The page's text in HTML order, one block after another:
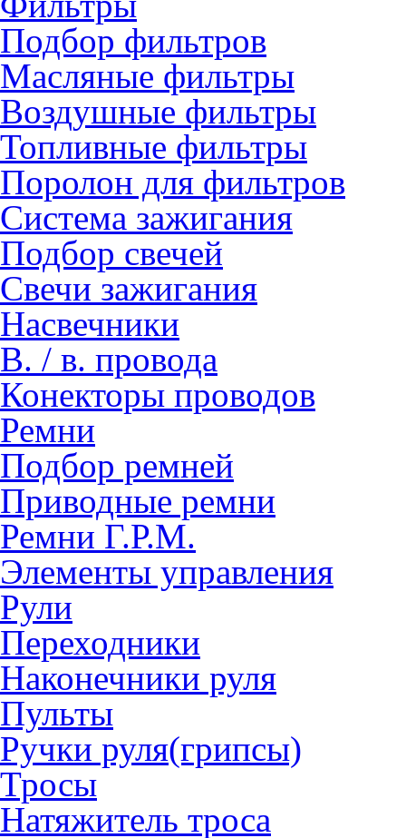
Подбор фильтров
Масляные фильтры
Воздушные фильтры
Топливные фильтры
Поролон для фильтров
Система зажигания
Подбор свечей
Свечи зажигания
Насвечники
В. / в. провода
Конекторы проводов
Ремни
Подбор ремней
Приводные ремни
Ремни Г.Р.М.
Элементы управления
Рули
Переходники
Наконечники руля
Пульты
Ручки руля(грипсы)
Тросы
Натяжитель троса